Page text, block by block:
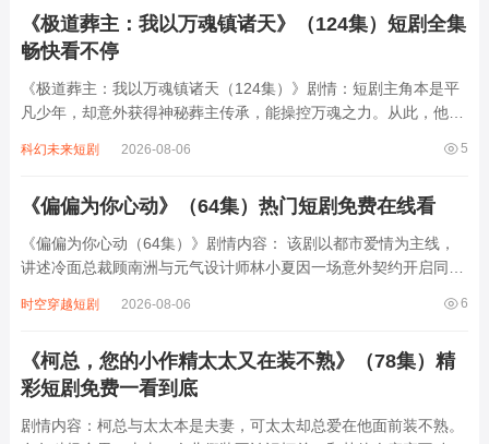
《极道葬主：我以万魂镇诸天》（124集）短剧全集
畅快看不停
《极道葬主：我以万魂镇诸天（124集）》剧情：短剧主角本是平
凡少年，却意外获得神秘葬主传承，能操控万魂之力。从此，他踏
他凭借万魂镇压一切，从弱小逐步成长为强大存在。其间，他结识
5
科幻未来短剧 2026-08-06
《偏偏为你心动》（64集）热门短剧免费在线看
《偏偏为你心动（64集）》剧情内容： 该剧以都市爱情为主线，
讲述冷面总裁顾南洲与元气设计师林小夏因一场意外契约开启同居
与顾南洲签订假结婚协议，却在朝夕相处中逐渐发现他冰冷外表下
6
时空穿越短剧 2026-08-06
《柯总，您的小作精太太又在装不熟》（78集）精
彩短剧免费一看到底
剧情内容：柯总与太太本是夫妻，可太太却总爱在他面前装不熟。